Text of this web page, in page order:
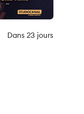
Dans 23 jours